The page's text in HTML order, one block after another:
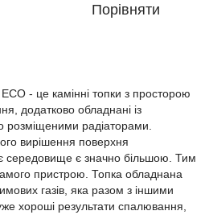
Порівняти
- це камінні топки з просторою
додатково обладнані із
розміщеними радіаторами.
вирішення поверхня
середовище є значно більшою. Тим
пристрою. Топка обладнана
газів, яка разом з іншими
хороші результати спалювання,